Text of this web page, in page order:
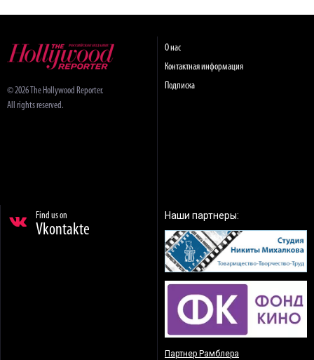
© 2026 The Hollywood Reporter.
All rights reserved.
О нас
Контактная информация
Подписка
Find us on
Vkontakte
Наши партнеры:
Партнер Рамблера